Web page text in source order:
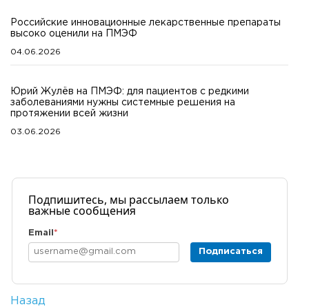
Российские инновационные лекарственные препараты
высоко оценили на ПМЭФ
04.06.2026
Юрий Жулёв на ПМЭФ: для пациентов с редкими
заболеваниями нужны системные решения на
протяжении всей жизни
03.06.2026
Подпишитесь, мы рассылаем только
важные сообщения
Email *
Подписаться
Назад